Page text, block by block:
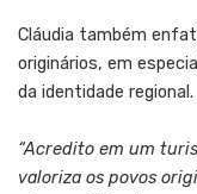
Cláudia também
originários, em
da identidade regional.
“Acredito em um
valoriza os povos